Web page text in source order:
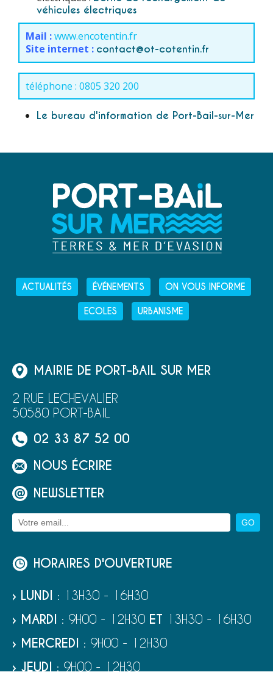
véhicules électriques
Mail :www.encotentin.fr
Site internet : contact@ot-cotentin.fr
téléphone : 0805 320 200
Le bureau d'information de Port-Bail-sur-Mer
ACTUALITÉS ÉVÉNEMENTS ON VOUS INFORME
ECOLES URBANISME
MAIRIE DE PORT-BAIL SUR MER
2 RUE LECHEVALIER
50580 PORT-BAIL
02 33 87 52 00
NOUS ÉCRIRE
NEWSLETTER
HORAIRES D'OUVERTURE
› LUNDI : 13H30 - 16H30
› MARDI : 9H00 - 12H30 ET 13H30 - 16H30
› MERCREDI : 9H00 - 12H30
› JEUDI : 9H00 - 12H30